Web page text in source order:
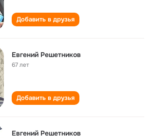
Добавить в друзья
Евгений Решетников
67 лет
Добавить в друзья
Евгений Решетников